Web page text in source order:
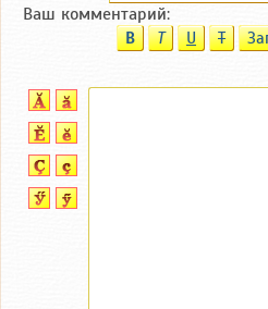
Ваш комментарий:
B T U T